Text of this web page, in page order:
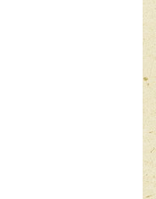
как Trane - один
времени. Из
в том
в 2007 году.